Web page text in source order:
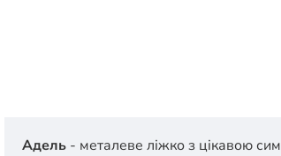
Адель - металеве ліжко з цікавою